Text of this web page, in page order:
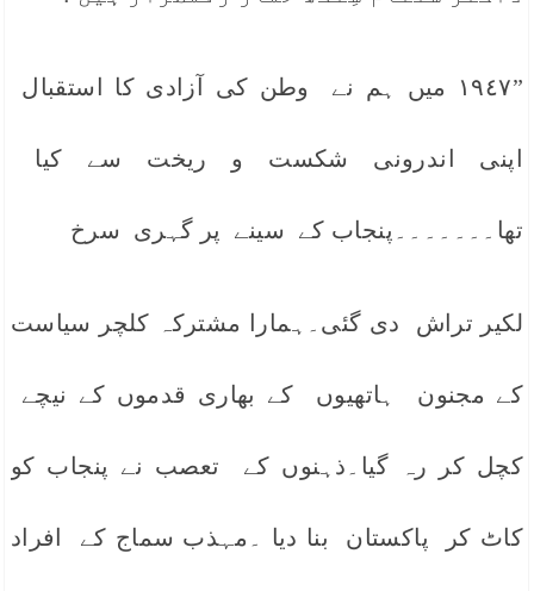
”١٩٤٧ میں ہم نے وطن کی آزادی کا استقبال
اپنی اندرونی شکست و ریخت سے کیا
تھا۔۔۔۔۔۔۔پنجاب کے سینے پر گہری سرخ
لکیر تراش دی گئی۔ہمارا مشترکہ کلچر سیاست
کے مجنون ہاتھیوں کے بھاری قدموں کے نیچے
کچل کر رہ گیا۔ذہنوں کے تعصب نے پنجاب کو
کاٹ کر پاکستان بنا دیا ۔مہذب سماج کے افراد